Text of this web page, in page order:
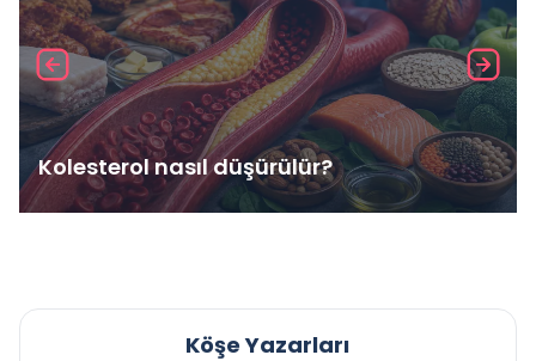
Kolesterol nasıl düşürülür?
Köşe Yazarları